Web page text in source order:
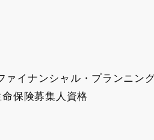
イナンシャル・プランニン
保険募集人資格